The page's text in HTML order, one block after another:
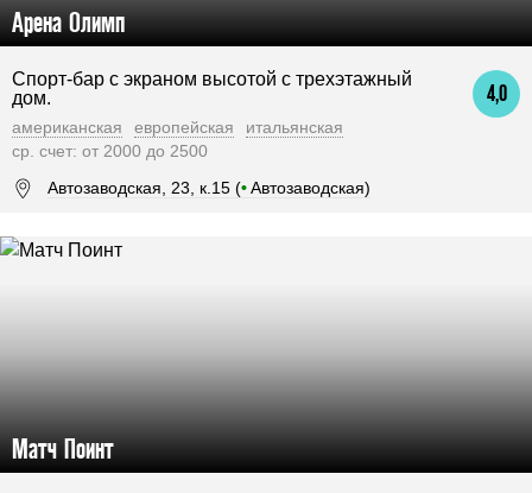
Арена Олимп
4,0
Спорт-бар с экраном высотой с трехэтажный
дом.
американская европейская
итальянская
ср. счет: от 2000 до 2500
Автозаводская, 23, к.15 (•Автозаводская)
Матч Поинт